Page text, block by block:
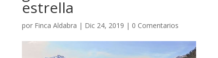
estrella
por Finca Aldabra | Dic 24, 2019 | 0 Comentarios